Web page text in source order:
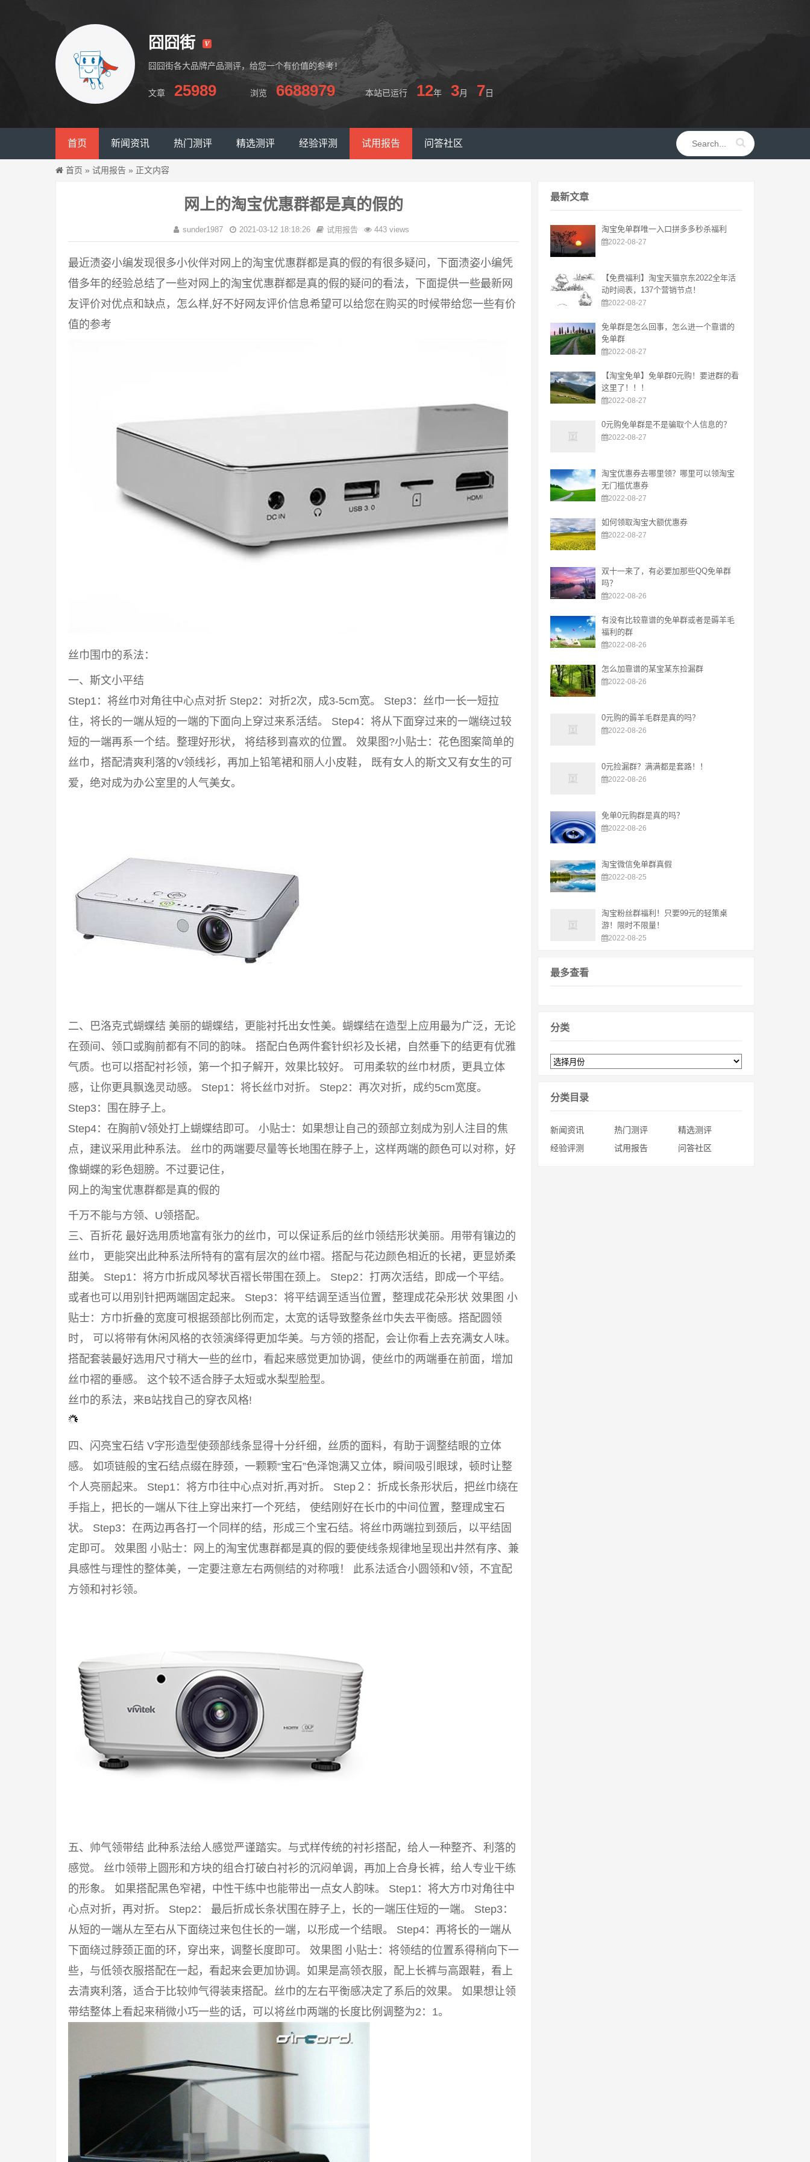
囧囧街
囧囧街各大品牌产品测评，给您一个有价值的参考！
文章 25989 浏览 6688979 本站已运行 12年 3月 7日
首页 新闻资讯 热门测评 精选测评 经验评测 试用报告 问答社区
首页 » 试用报告 » 正文内容
网上的淘宝优惠群都是真的假的
sunder1987 2021-03-12 18:18:26 试用报告 443 views
最近渍姿小编发现很多小伙伴对网上的淘宝优惠群都是真的假的有很多疑问，下面渍姿小编凭
借多年的经验总结了一些对网上的淘宝优惠群都是真的假的疑问的看法，下面提供一些最新网
友评价对优点和缺点，怎么样,好不好网友评价信息希望可以给您在购买的时候带给您一些有价
值的参考
丝巾围巾的系法：
一、斯文小平结
Step1：将丝巾对角往中心点对折 Step2：对折2次，成3-5cm宽。 Step3：丝巾一长一短拉
住，将长的一端从短的一端的下面向上穿过来系活结。 Step4：将从下面穿过来的一端绕过较
短的一端再系一个结。整理好形状， 将结移到喜欢的位置。 效果图?小贴士：花色图案简单的
丝巾，搭配清爽利落的V领线衫，再加上铅笔裙和丽人小皮鞋， 既有女人的斯文又有女生的可
爱，绝对成为办公室里的人气美女。
二、巴洛克式蝴蝶结 美丽的蝴蝶结，更能衬托出女性美。蝴蝶结在造型上应用最为广泛，无论
在颈间、领口或胸前都有不同的韵味。 搭配白色两件套针织衫及长裙，自然垂下的结更有优雅
气质。也可以搭配衬衫领，第一个扣子解开，效果比较好。 可用柔软的丝巾材质，更具立体
感，让你更具飘逸灵动感。 Step1：将长丝巾对折。 Step2：再次对折，成约5cm宽度。
Step3：围在脖子上。
Step4：在胸前V领处打上蝴蝶结即可。 小贴士：如果想让自己的颈部立刻成为别人注目的焦
点，建议采用此种系法。 丝巾的两端要尽量等长地围在脖子上，这样两端的颜色可以对称，好
像蝴蝶的彩色翅膀。不过要记住，
网上的淘宝优惠群都是真的假的
千万不能与方领、U领搭配。
三、百折花 最好选用质地富有张力的丝巾，可以保证系后的丝巾领结形状美丽。用带有镶边的
丝巾， 更能突出此种系法所特有的富有层次的丝巾褶。搭配与花边颜色相近的长裙，更显娇柔
甜美。 Step1：将方巾折成风琴状百褶长带围在颈上。 Step2：打两次活结，即成一个平结。
或者也可以用别针把两端固定起来。 Step3：将平结调至适当位置，整理成花朵形状 效果图 小
贴士：方巾折叠的宽度可根据颈部比例而定，太宽的话导致整条丝巾失去平衡感。搭配圆领
时， 可以将带有休闲风格的衣领演绎得更加华美。与方领的搭配，会让你看上去充满女人味。
搭配套装最好选用尺寸稍大一些的丝巾，看起来感觉更加协调，使丝巾的两端垂在前面，增加
丝巾褶的垂感。 这个较不适合脖子太短或水梨型脸型。
丝巾的系法，来B站找自己的穿衣风格!
四、闪亮宝石结 V字形造型使颈部线条显得十分纤细，丝质的面料，有助于调整结眼的立体
感。 如项链般的宝石结点缀在脖颈，一颗颗“宝石”色泽饱满又立体，瞬间吸引眼球，顿时让整
个人亮丽起来。 Step1：将方巾往中心点对折,再对折。 Step２：折成长条形状后，把丝巾绕在
手指上，把长的一端从下往上穿出来打一个死结， 使结刚好在长巾的中间位置，整理成宝石
状。 Step3：在两边再各打一个同样的结，形成三个宝石结。将丝巾两端拉到颈后，以平结固
定即可。 效果图 小贴士：网上的淘宝优惠群都是真的假的要使线条规律地呈现出井然有序、兼
具感性与理性的整体美，一定要注意左右两侧结的对称哦！ 此系法适合小圆领和V领，不宜配
方领和衬衫领。
五、帅气领带结 此种系法给人感觉严谨踏实。与式样传统的衬衫搭配，给人一种整齐、利落的
感觉。 丝巾领带上圆形和方块的组合打破白衬衫的沉闷单调，再加上合身长裤，给人专业干练
的形象。 如果搭配黑色窄裙，中性干练中也能带出一点女人韵味。 Step1：将大方巾对角往中
心点对折，再对折。 Step2： 最后折成长条状围在脖子上，长的一端压住短的一端。 Step3：
从短的一端从左至右从下面绕过来包住长的一端，以形成一个结眼。 Step4：再将长的一端从
下面绕过脖颈正面的环，穿出来，调整长度即可。 效果图 小贴士：将领结的位置系得稍向下一
些，与低领衣服搭配在一起，看起来会更加协调。如果是高领衣服，配上长裤与高跟鞋，看上
去清爽利落，适合于比较帅气得装束搭配。丝巾的左右平衡感决定了系后的效果。 如果想让领
带结整体上看起来稍微小巧一些的话，可以将丝巾两端的长度比例调整为2：1。
最新文章
淘宝免单群唯一入口拼多多秒杀福利
2022-08-27
【免费福利】淘宝天猫京东2022全年活
动时间表，137个营销节点！
2022-08-27
免单群是怎么回事，怎么进一个靠谱的
免单群
2022-08-27
【淘宝免单】免单群0元购！要进群的看
这里了！！！
2022-08-27
0元购免单群是不是骗取个人信息的？
2022-08-27
淘宝优惠券去哪里领？哪里可以领淘宝
无门槛优惠券
2022-08-27
如何领取淘宝大额优惠券
2022-08-27
双十一来了，有必要加那些QQ免单群
吗？
2022-08-26
有没有比较靠谱的免单群或者是薅羊毛
福利的群
2022-08-26
怎么加靠谱的某宝某东捡漏群
2022-08-26
0元购的薅羊毛群是真的吗？
2022-08-26
0元捡漏群？满满都是套路！！
2022-08-26
免单0元购群是真的吗？
2022-08-26
淘宝微信免单群真假
2022-08-25
淘宝粉丝群福利！只要99元的轻策桌
游！限时不限量！
2022-08-25
最多查看
分类
分类目录
新闻资讯 热门测评
精选测评
经验评测
试用报告 问答社区